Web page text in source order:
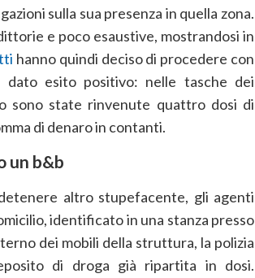
sulla sua presenza in quella zona.
e poco esaustive, mostrandosi in
hanno quindi deciso di procedere con
dato esito positivo: nelle tasche dei
sono state rinvenute quattro dosi di
di denaro in contanti.
un b&b
altro stupefacente, gli agenti
identificato in una stanza presso
dei mobili della struttura, la polizia
di droga già ripartita in dosi.